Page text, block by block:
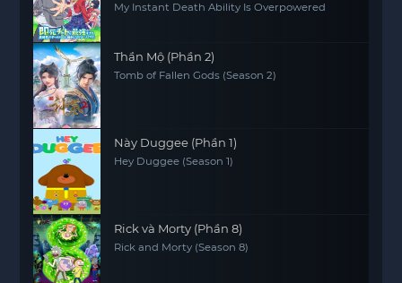
My Instant Death Ability Is Overpowered
Thần Mộ (Phần 2)
Tomb of Fallen Gods (Season 2)
Này Duggee (Phần 1)
Hey Duggee (Season 1)
Rick và Morty (Phần 8)
Rick and Morty (Season 8)